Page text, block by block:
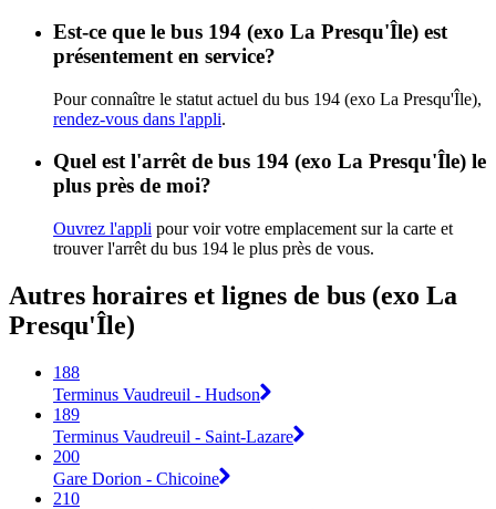
Est-ce que le bus 194 (exo La Presqu'Île) est
présentement en service?
Pour connaître le statut actuel du bus 194 (exo La Presqu'Île),
rendez-vous dans l'appli.
Quel est l'arrêt de bus 194 (exo La Presqu'Île) le
plus près de moi?
Ouvrez l'appli pour voir votre emplacement sur la carte et
trouver l'arrêt du bus 194 le plus près de vous.
Autres horaires et lignes de bus (exo La
Presqu'Île)
188
Terminus Vaudreuil - Hudson
189
Terminus Vaudreuil - Saint-Lazare
200
Gare Dorion - Chicoine
210